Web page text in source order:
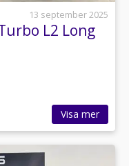
13 september 2025
L2 Long
Visa mer